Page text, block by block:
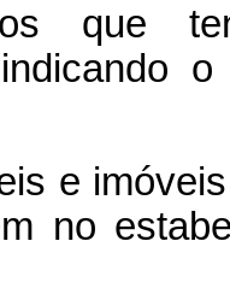
que
e
no